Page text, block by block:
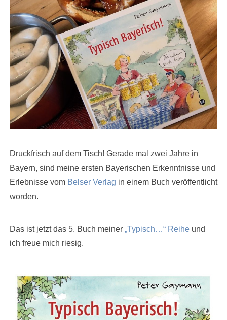
Druckfrisch auf dem Tisch! Gerade mal zwei Jahre in
Bayern, sind meine ersten Bayerischen Erkenntnisse und
Erlebnisse vom Belser Verlag in einem Buch veröffentlicht
worden.
Das ist jetzt das 5. Buch meiner „Typisch…“ Reihe und
ich freue mich riesig.